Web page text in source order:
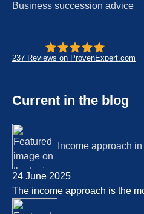
Business succes­si­on advice
237 Reviews on ProvenExpert.com
Current in the blog
Income approach
24 June 2025
The income approach is the